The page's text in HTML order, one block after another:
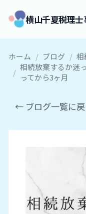
横山千夏税理
ホーム / ブログ / 相
/ 相続放棄するか迷
ってから3ヶ月
← ブログ一覧に